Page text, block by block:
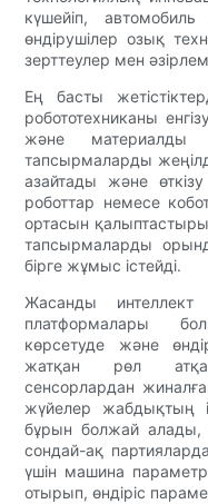
күшейіп,
өндірушілер озық
зерттеулер мен
Ең басты
робототехниканы
және материалды
тапсырмаларды
азайтады және
роботтар немесе
ортасын
тапсырмаларды
бірге жұмыс істейді.
Жасанды
платформалары
көрсетуде және
жатқан рөл
сенсорлардан
жүйелер жабдықтың
бұрын болжай алады,
сондай-ақ
үшін машина
отырып, өндіріс